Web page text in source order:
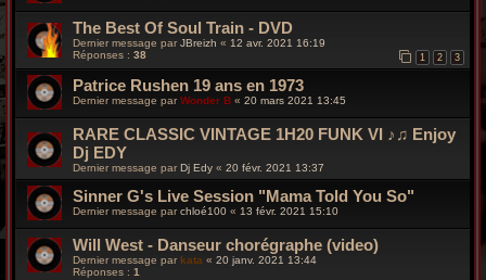
The Best Of Soul Train - DVD
Dernier message par JBreizh « 12 avr. 2021 16:19
Réponses : 38 1 2 3
Patrice Rushen 19 ans en 1973
Dernier message parWonder B « 20 mars 2021 13:45
RARE CLASSIC VINTAGE 1H20 FUNK VI ♪♫ Enjoy
Dj EDY
Dernier message par Dj Edy « 20 févr. 2021 13:37
Sinner G's Live Session "Mama Told You So"
Dernier message parchloé100 « 13 févr. 2021 15:10
Will West - Danseur chorégraphe (video)
Dernier message par kata « 20 janv. 2021 13:44
Réponses : 1